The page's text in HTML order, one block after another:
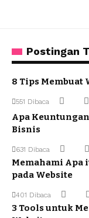
Postingan
8 Tips Membuat
551 Dibaca
Apa
Bisnis
631 Dibaca
Memahami Apa
pada Website
401 Dibaca
3 Tools untuk